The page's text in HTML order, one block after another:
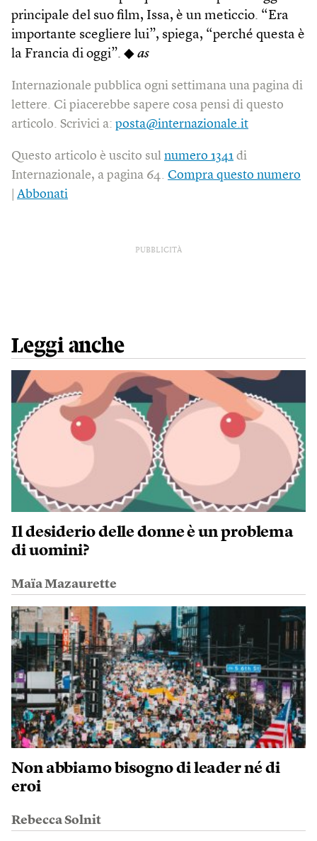
principale del suo film, Issa, è un meticcio. “Era
importante scegliere lui”, spiega, “perché questa è
la Francia di oggi”. ◆ as
Internazionale pubblica ogni settimana una pagina di
lettere. Ci piacerebbe sapere cosa pensi di questo
articolo. Scrivici a: posta@internazionale.it
Questo articolo è uscito sul numero 1341 di
Internazionale, a pagina 64. Compra questo numero
Abbonati
PUBBLICITÀ
Leggi anche
Il desiderio delle donne è un problema
di uomini?
Maïa Mazaurette
Non abbiamo bisogno di leader né di
eroi
Rebecca Solnit